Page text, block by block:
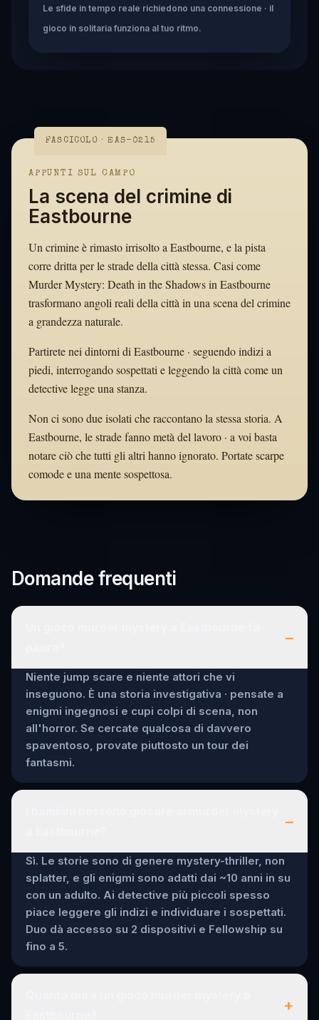
Le sfide in tempo reale richiedono una connessione · il
gioco in solitaria funziona al tuo ritmo.
FASCICOLO · EAS-0215
APPUNTI SUL CAMPO
La scena del crimine di
Eastbourne
Un crimine è rimasto irrisolto a Eastbourne, e la pista
corre dritta per le strade della città stessa. Casi come
Murder Mystery: Death in the Shadows in Eastbourne
trasformano angoli reali della città in una scena del crimine
a grandezza naturale.
Partirete nei dintorni di Eastbourne · seguendo indizi a
piedi, interrogando sospettati e leggendo la città come un
detective legge una stanza.
Non ci sono due isolati che raccontano la stessa storia. A
Eastbourne, le strade fanno metà del lavoro · a voi basta
notare ciò che tutti gli altri hanno ignorato. Portate scarpe
comode e una mente sospettosa.
Domande frequenti
–
Niente jump scare e niente attori che vi
inseguono. È una storia investigativa · pensate a
enigmi ingegnosi e cupi colpi di scena, non
all'horror. Se cercate qualcosa di davvero
spaventoso, provate piuttosto un tour dei
fantasmi.
–
Sì. Le storie sono di genere mystery-thriller, non
splatter, e gli enigmi sono adatti dai ~10 anni in su
con un adulto. Ai detective più piccoli spesso
piace leggere gli indizi e individuare i sospettati.
Duo dà accesso su 2 dispositivi e Fellowship su
fino a 5.
+